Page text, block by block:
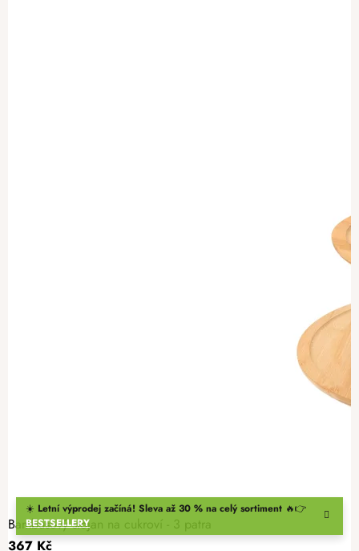
☀️ Letní výprodej začíná! Sleva až 30 % na celý sortiment 🔥👉
BESTSELLERY
Bambusový stojan na cukroví - 3 patra
367 Kč